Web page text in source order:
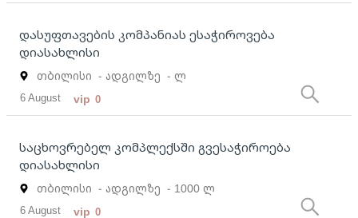
დასუფთავების კომპანიას ესაჭიროვება
დიასახლისი
თბილისი - ადგილზე - ლ
6 August vip 0
საცხოვრებელ კომპლექსში გვესაჭიროება
დიასახლისი
თბილისი - ადგილზე - 1000 ლ
6 August vip 0